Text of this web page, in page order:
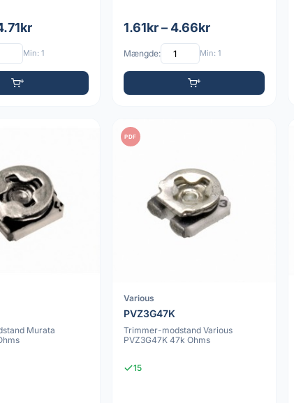
Min: 1
1.61kr – 4.66kr
Mængde: Min: 1
Murata
PDF
Various
PVZ3G47K
Trimmer-modstand Various
PVZ3G47K 47k Ohms
15